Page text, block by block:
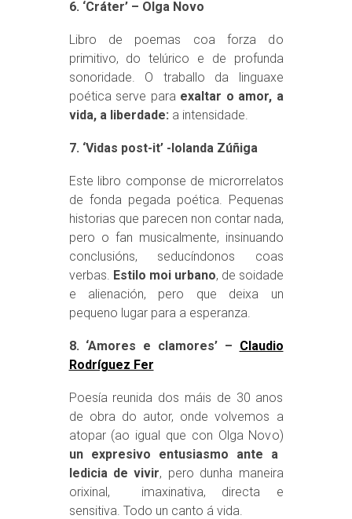
6. ‘Cráter’ – Olga Novo
Libro de poemas coa forza do
primitivo, do telúrico e de profunda
sonoridade. O traballo da linguaxe
poética serve para exaltar o amor, a
vida, a liberdade: a intensidade.
7. ‘Vidas post-it’ -Iolanda Zúñiga
Este libro componse de microrrelatos
de fonda pegada poética. Pequenas
historias que parecen non contar nada,
pero o fan musicalmente, insinuando
conclusións, seducíndonos coas
verbas. Estilo moi urbano, de soidade
e alienación, pero que deixa un
pequeno lugar para a esperanza.
8. ‘Amores e clamores’ – Claudio
Rodríguez Fer
Poesía reunida dos máis de 30 anos
de obra do autor, onde volvemos a
atopar (ao igual que con Olga Novo)
un expresivo entusiasmo ante a
ledicia de vivir, pero dunha maneira
orixinal, imaxinativa, directa e
sensitiva. Todo un canto á vida.